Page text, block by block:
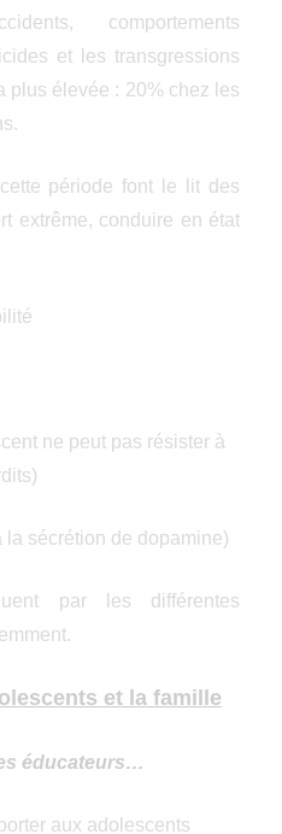
comportements
et les transgressions
plus élevée : 20% chez les
période font le lit des
extrême, conduire en état
ne peut pas résister à
la sécrétion de dopamine)
par les différentes
et la famille
éducateurs…
aux adolescents